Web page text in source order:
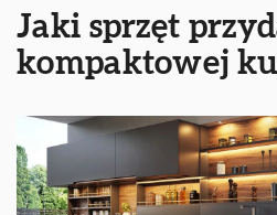
Jaki sprzęt
kompaktowej